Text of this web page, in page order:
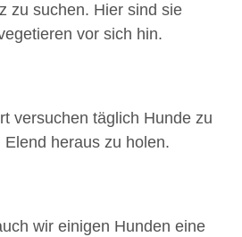
zu suchen. Hier sind sie
vor sich hin.
versuchen täglich Hunde zu
heraus zu holen.
wir einigen Hunden eine